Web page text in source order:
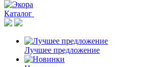
Каталог
Лучшее предложение